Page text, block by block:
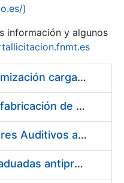
)
información y algunos
Pliego condiciones optimización cargas compras firmado
Acuerdo marco para la fabricación de piezas
Suministro de Protectores Auditivos a medida para las personas trabajadoras de los Centros de Trabajo de Madrid y Burgos
Suministro de gafas graduadas antiproyecciones para los trabajadores de la FNMT-RCM en los centros de trabajo de Madrid y Burgos